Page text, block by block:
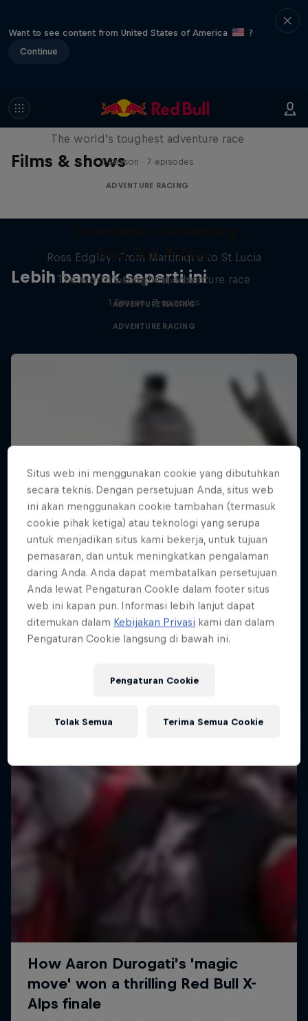
Want to see content from United States of America
?
Continue
Films & shows
Red Bull X-Alps
The world’s toughest adventure race
1 Season · 7 episodes
ADVENTURE RACING
Lebih banyak seperti ini
Ross Edgley: From Martinique to St Lucia
1 Season · 4 episodes
ADVENTURE RACING
Red Bull X-Alps
The world’s toughest adventure race
1 Season · 7 episodes
ADVENTURE RACING
Situs web ini menggunakan cookie yang dibutuhkan
secara teknis. Dengan persetujuan Anda, situs web
ini akan menggunakan cookie tambahan (termasuk
cookie pihak ketiga) atau teknologi yang serupa
untuk menjadikan situs kami bekerja, untuk tujuan
pemasaran, dan untuk meningkatkan pengalaman
daring Anda. Anda dapat membatalkan persetujuan
Anda lewat Pengaturan CookIe dalam footer situs
web ini kapan pun. Informasi lebih lanjut dapat
ditemukan dalam Kebijakan Privasi kami dan dalam
Pengaturan Cookie langsung di bawah ini.
Pengaturan Cookie
Tolak Semua Terima Semua Cookie